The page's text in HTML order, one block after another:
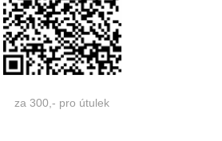
za 300,- pro útulek